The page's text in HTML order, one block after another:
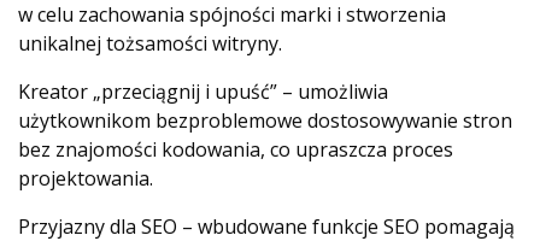
w celu zachowania spójności marki i stworzenia
unikalnej tożsamości witryny.
Kreator „przeciągnij i upuść” – umożliwia
użytkownikom bezproblemowe dostosowywanie stron
bez znajomości kodowania, co upraszcza proces
projektowania.
Przyjazny dla SEO – wbudowane funkcje SEO pomagają